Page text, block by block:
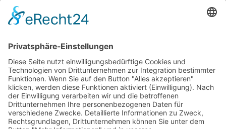
© 1990 - 2026 Arbeiterwohlfahrt Bezirksverband Potsdam e. V.
Impressum |Datenschutz |
Jobportal
Mutige Mutmacher*innen gesucht!
Komm zu den mutigen Mutmacher*innen.
neugierig?